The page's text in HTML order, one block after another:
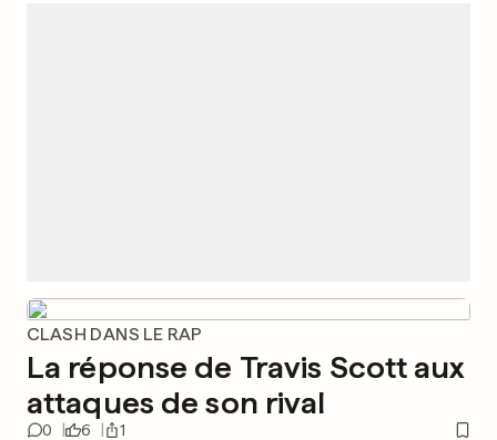
CLASH DANS LE RAP
La réponse de Travis Scott aux
attaques de son rival
0 6 1